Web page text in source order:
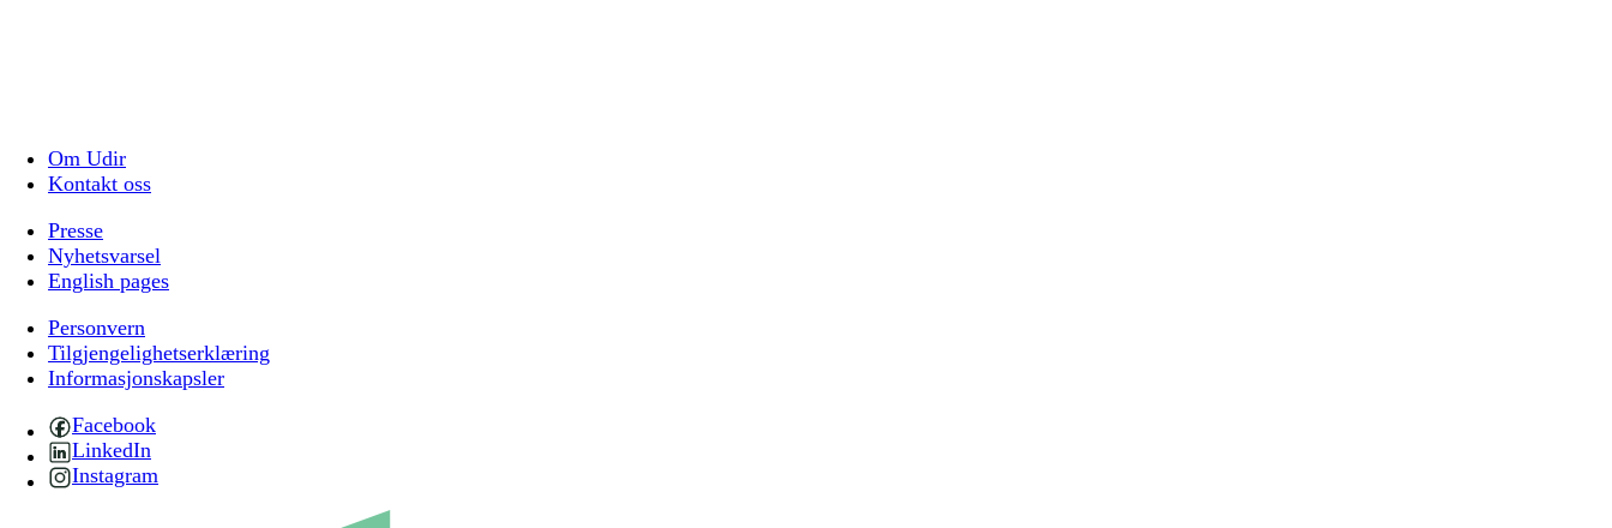
Om Udir
Kontakt oss
Presse
Nyhetsvarsel
English pages
Personvern
Tilgjengelighetserklæring
Informasjonskapsler
Facebook
LinkedIn
Instagram